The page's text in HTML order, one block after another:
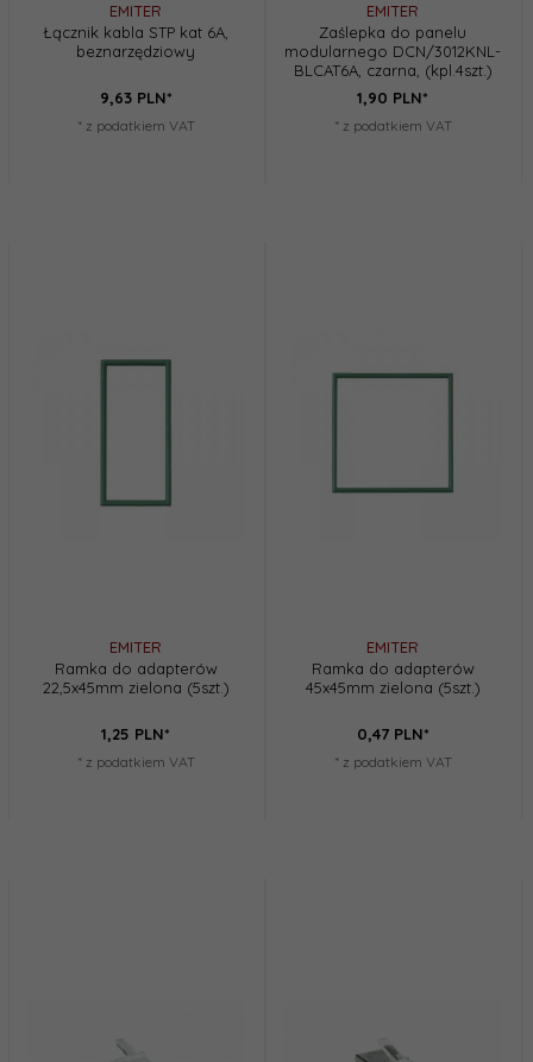
EMITER
Łącznik kabla STP kat 6A,
beznarzędziowy
9,63 PLN*
* z podatkiem VAT
EMITER
Zaślepka do panelu
modularnego DCN/3012KNL-
BLCAT6A, czarna, (kpl.4szt.)
1,90 PLN*
* z podatkiem VAT
EMITER
Ramka do adapterów
22,5x45mm zielona (5szt.)
1,25 PLN*
* z podatkiem VAT
EMITER
Ramka do adapterów
45x45mm zielona (5szt.)
0,47 PLN*
* z podatkiem VAT